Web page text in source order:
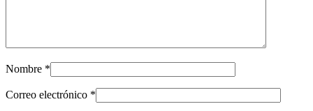
Nombre *
Correo electrónico *